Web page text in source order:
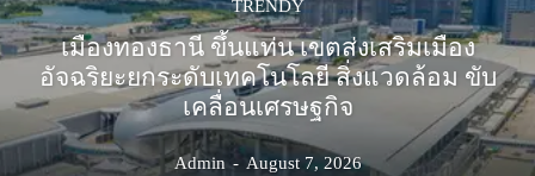
TRENDY
เมืองทองธานี ขึ้นแท่น เขตส่งเสริมเมือง
อัจฉริยะยกระดับเทคโนโลยี สิ่งแวดล้อม ขับ
เคลื่อนเศรษฐกิจ
Admin - August 7, 2026